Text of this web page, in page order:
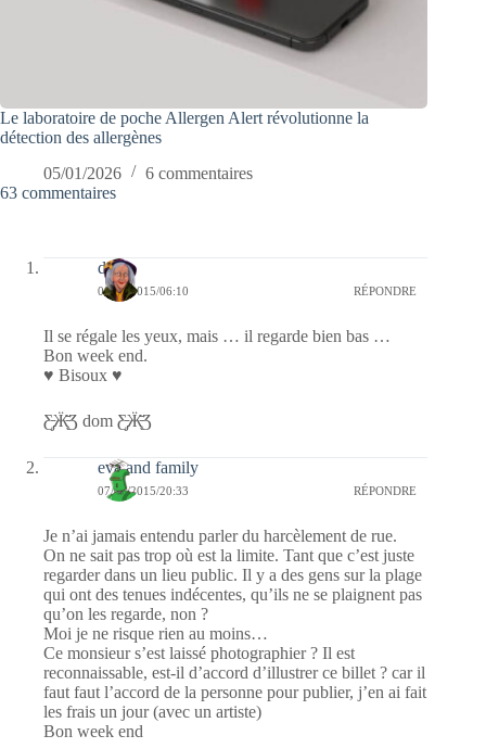
Le laboratoire de poche Allergen Alert révolutionne la
détection des allergènes
05/01/2026
6 commentaires
63 commentaires
dom
08/08/2015/06:10 RÉPONDRE
Il se régale les yeux, mais … il regarde bien bas …
Bon week end.
♥ Bisoux ♥
Ƹ̵̡Ӝ̵̨̄Ʒ dom Ƹ̵̡Ӝ̵̨̄Ʒ
eva and family
07/08/2015/20:33 RÉPONDRE
Je n’ai jamais entendu parler du harcèlement de rue.
On ne sait pas trop où est la limite. Tant que c’est juste
regarder dans un lieu public. Il y a des gens sur la plage
qui ont des tenues indécentes, qu’ils ne se plaignent pas
qu’on les regarde, non ?
Moi je ne risque rien au moins…
Ce monsieur s’est laissé photographier ? Il est
reconnaissable, est-il d’accord d’illustrer ce billet ? car il
faut faut l’accord de la personne pour publier, j’en ai fait
les frais un jour (avec un artiste)
Bon week end